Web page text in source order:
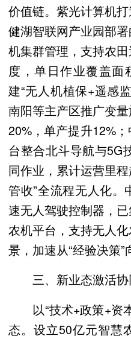
价值链。紫光计算机
健湖智联网产业园部
机集群管理，支持农
度，单日作业覆盖面
建“无人机植保+遥感
南阳等主产区推广变
20%，单产提升12%
台整合北斗导航与5G
同作业，累计运营里
管收”全流程无人化
速无人驾驶控制器，
农机平台，支持无人
景，加速从“经验决策”
三、新业态激活协
以“技术+政策+资
态。设立50亿元智慧